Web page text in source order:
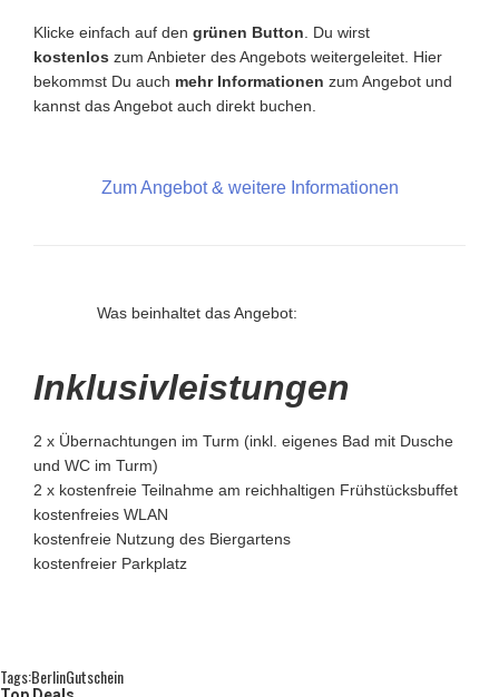
Klicke einfach auf den grünen Button . Du wirst
kostenlos zum Anbieter des Angebots weitergeleitet. Hier
bekommst Du auch mehr Informationen zum Angebot und
kannst das Angebot auch direkt buchen.
Zum Angebot & weitere Informationen
Was beinhaltet das Angebot:
Inklusivleistungen
2 x Übernachtungen im Turm (inkl. eigenes Bad mit Dusche
und WC im Turm)
2 x kostenfreie Teilnahme am reichhaltigen Frühstücksbuffet
kostenfreies WLAN
kostenfreie Nutzung des Biergartens
kostenfreier Parkplatz
Tags:BerlinGutschein